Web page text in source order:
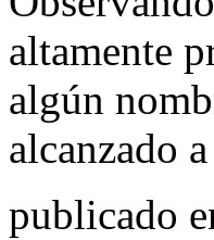
altamente
algún
alcanzado
publicado